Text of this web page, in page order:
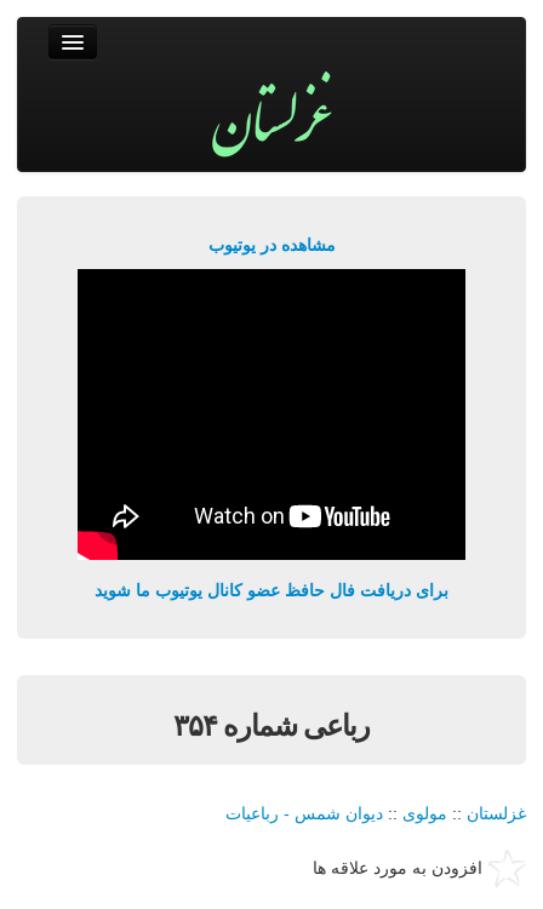
مشاهده در یوتیوب
برای دریافت فال حافظ عضو کانال یوتیوب ما شوید
رباعی شماره ۳۵۴
غزلستان :: مولوی :: دیوان شمس - رباعیات
افزودن به مورد علاقه ها